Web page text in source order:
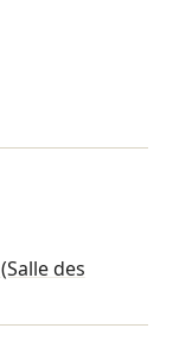
(Salle des